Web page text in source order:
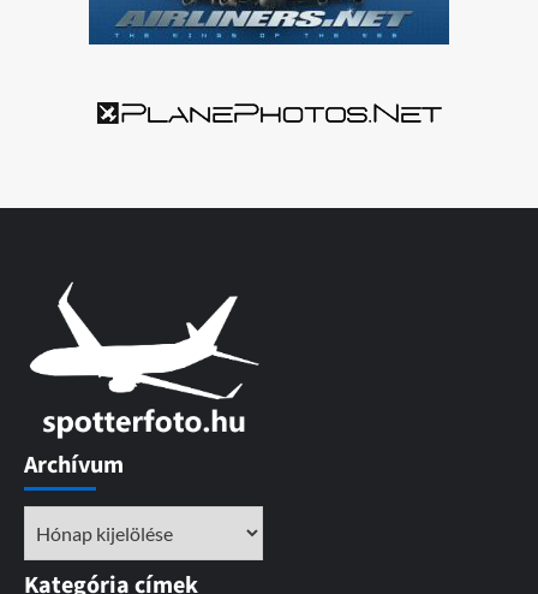
Archívum
Kategória címek